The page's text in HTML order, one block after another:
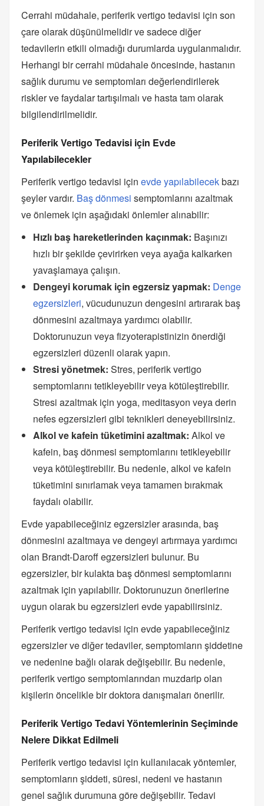
Cerrahi müdahale, periferik vertigo tedavisi için son
çare olarak düşünülmelidir ve sadece diğer
tedavilerin etkili olmadığı durumlarda uygulanmalıdır.
Herhangi bir cerrahi müdahale öncesinde, hastanın
sağlık durumu ve semptomları değerlendirilerek
riskler ve faydalar tartışılmalı ve hasta tam olarak
bilgilendirilmelidir.
Periferik Vertigo Tedavisi için Evde
Yapılabilecekler
Periferik vertigo tedavisi için evde yapılabilecekbazı
şeyler vardır. Baş dönmesi semptomlarını azaltmak
ve önlemek için aşağıdaki önlemler alınabilir:
Hızlı baş hareketlerinden kaçınmak: Başınızı
hızlı bir şekilde çevirirken veya ayağa kalkarken
yavaşlamaya çalışın.
Dengeyi korumak için egzersiz yapmak: Denge
egzersizleri, vücudunuzun dengesini artırarak baş
dönmesini azaltmaya yardımcı olabilir.
Doktorunuzun veya fizyoterapistinizin önerdiği
egzersizleri düzenli olarak yapın.
Stresi yönetmek: Stres, periferik vertigo
semptomlarını tetikleyebilir veya kötüleştirebilir.
Stresi azaltmak için yoga, meditasyon veya derin
nefes egzersizleri gibi teknikleri deneyebilirsiniz.
Alkol ve kafein tüketimini azaltmak: Alkol ve
kafein, baş dönmesi semptomlarını tetikleyebilir
veya kötüleştirebilir. Bu nedenle, alkol ve kafein
tüketimini sınırlamak veya tamamen bırakmak
faydalı olabilir.
Evde yapabileceğiniz egzersizler arasında, baş
dönmesini azaltmaya ve dengeyi artırmaya yardımcı
olan Brandt-Daroff egzersizleri bulunur. Bu
egzersizler, bir kulakta baş dönmesi semptomlarını
azaltmak için yapılabilir. Doktorunuzun önerilerine
uygun olarak bu egzersizleri evde yapabilirsiniz.
Periferik vertigo tedavisi için evde yapabileceğiniz
egzersizler ve diğer tedaviler, semptomların şiddetine
ve nedenine bağlı olarak değişebilir. Bu nedenle,
periferik vertigo semptomlarından muzdarip olan
kişilerin öncelikle bir doktora danışmaları önerilir.
Periferik Vertigo Tedavi Yöntemlerinin Seçiminde
Nelere Dikkat Edilmeli
Periferik vertigo tedavisi için kullanılacak yöntemler,
semptomların şiddeti, süresi, nedeni ve hastanın
genel sağlık durumuna göre değişebilir. Tedavi